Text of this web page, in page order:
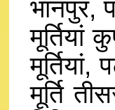
भानपुर,
मूर्तियां
मूर्तियां,
मूर्ति